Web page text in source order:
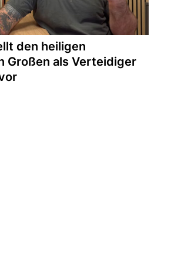
den heiligen
Großen als Verteidiger